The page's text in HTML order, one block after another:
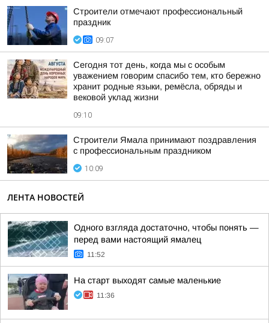
Строители отмечают профессиональный
праздник
09:07
Сегодня тот день, когда мы с особым
уважением говорим спасибо тем, кто бережно
хранит родные языки, ремёсла, обряды и
вековой уклад жизни
09:10
Строители Ямала принимают поздравления
с профессиональным праздником
10:09
ЛЕНТА НОВОСТЕЙ
Одного взгляда достаточно, чтобы понять —
перед вами настоящий ямалец
11:52
На старт выходят самые маленькие
11:36